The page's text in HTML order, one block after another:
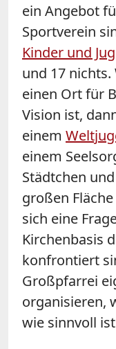
ein Angebot
Sportverein
Kinder und
und 17
einen Ort für
Vision ist,
einem
einem
Städtchen
großen
sich eine
Kirchenbasis
konfrontiert
Großpfarrei
organisieren,
wie sinnvoll